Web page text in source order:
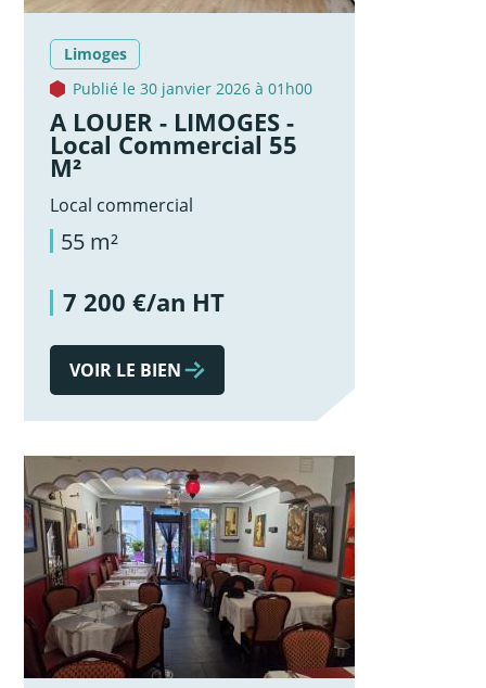
Limoges
Publié le 30 janvier 2026 à 01h00
A LOUER - LIMOGES -
Local Commercial 55
M²
Local commercial
55 m²
7 200 €/an HT
VOIR LE BIEN